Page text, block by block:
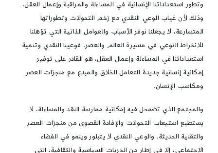
وتطور استعداداتنا الإنسانية في المساءلة والمراقبة وإعمال العقل.
وذلك لأن غياب الوعي النقدي مع زخم التحولات وتطوراتها
المتسارعة، لا يجعلنا نوفر الأسباب والعوامل الذاتية التي تؤهلنا
للانخراط النوعي في مسيرة العالم والعصر. فوعينا النقدي وتنمية
استعداداتنا في المساءلة وإعمال العقل، هو القادر على توفير
إمكانية إنسانية جديدة للتعامل الخلاق والمبدع مع منجزات العصر
ومكاسب الإنسان.
والمجتمع الذي تضمحل فيه إمكانية ممارسة النقد والمساءلة، لا
يستطيع استيعاب التحولات والإفادة القصوى من منجزات العصر
والتقنية الحديثة. والوعي النقدي لا يتبلور وينمو في الفضاء
الاجتماعي، إلا في إطار من الحريات السياسية والثقافية، التي